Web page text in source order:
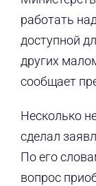
работать
доступной
других
сообщает
Несколько
сделал
По его
вопрос